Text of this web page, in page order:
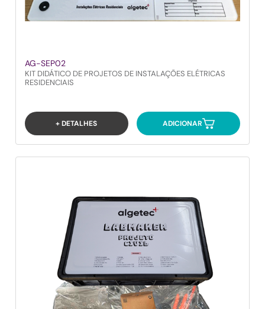
AG-SEP02
KIT DIDÁTICO DE PROJETOS DE INSTALAÇÕES ELÉTRICAS
RESIDENCIAIS
+ DETALHES ADICIONAR